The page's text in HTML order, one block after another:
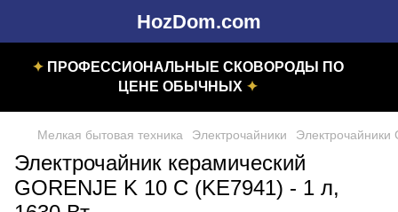
HozDom.com
✦ ПРОФЕССИОНАЛЬНЫЕ СКОВОРОДЫ ПО
ЦЕНЕ ОБЫЧНЫХ ✦
Мелкая бытовая техника Электрочайники Электрочайники
Электрочайник керамический
GORENJE K 10 C (KE7941) - 1 л,